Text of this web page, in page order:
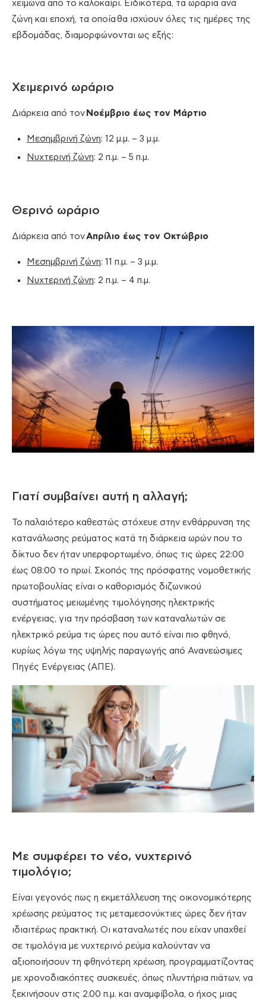
χειμώνα από το καλοκαίρι. Ειδικότερα, τα ωράρια ανά
ζώνη και εποχή, τα οποία θα ισχύουν όλες τις ημέρες της
εβδομάδας, διαμορφώνονται ως εξής:
Χειμερινό ωράριο
Διάρκεια από τον Νοέμβριο έως τον Μάρτιο
Μεσημβρινή ζώνη: 12 μ.μ. – 3 μ.μ.
Νυχτερινή ζώνη: 2 π.μ. – 5 π.μ.
Θερινό ωράριο
Διάρκεια από τονΑπρίλιο έως τον Οκτώβριο
Μεσημβρινή ζώνη: 11 π.μ. – 3 μ.μ.
Νυχτερινή ζώνη: 2 π.μ. – 4 π.μ.
Γιατί συμβαίνει αυτή η αλλαγή;
Το παλαιότερο καθεστώς στόχευε στην ενθάρρυνση της
κατανάλωσης ρεύματος κατά τη διάρκεια ωρών που το
δίκτυο δεν ήταν υπερφορτωμένο, όπως τις ώρες 22:00
έως 08:00 το πρωί. Σκοπός της πρόσφατης νομοθετικής
πρωτοβουλίας είναι ο καθορισμός διζωνικού
συστήματος μειωμένης τιμολόγησης ηλεκτρικής
ενέργειας, για την πρόσβαση των καταναλωτών σε
ηλεκτρικό ρεύμα τις ώρες που αυτό είναι πιο φθηνό,
κυρίως λόγω της υψηλής παραγωγής από Ανανεώσιμες
Πηγές Ενέργειας (ΑΠΕ).
Με συμφέρει το νέο, νυχτερινό
τιμολόγιο;
Είναι γεγονός πως η εκμετάλλευση της οικονομικότερης
χρέωσης ρεύματος τις μεταμεσονύκτιες ώρες δεν ήταν
ιδιαιτέρως πρακτική. Οι καταναλωτές που είχαν υπαχθεί
σε τιμολόγια με νυχτερινό ρεύμα καλούνταν να
αξιοποιήσουν τη φθηνότερη χρέωση, προγραμματίζοντας
με χρονοδιακόπτες συσκευές, όπως πλυντήρια πιάτων, να
ξεκινήσουν στις 2.00 π.μ. και αναμφίβολα, ο ήχος μιας